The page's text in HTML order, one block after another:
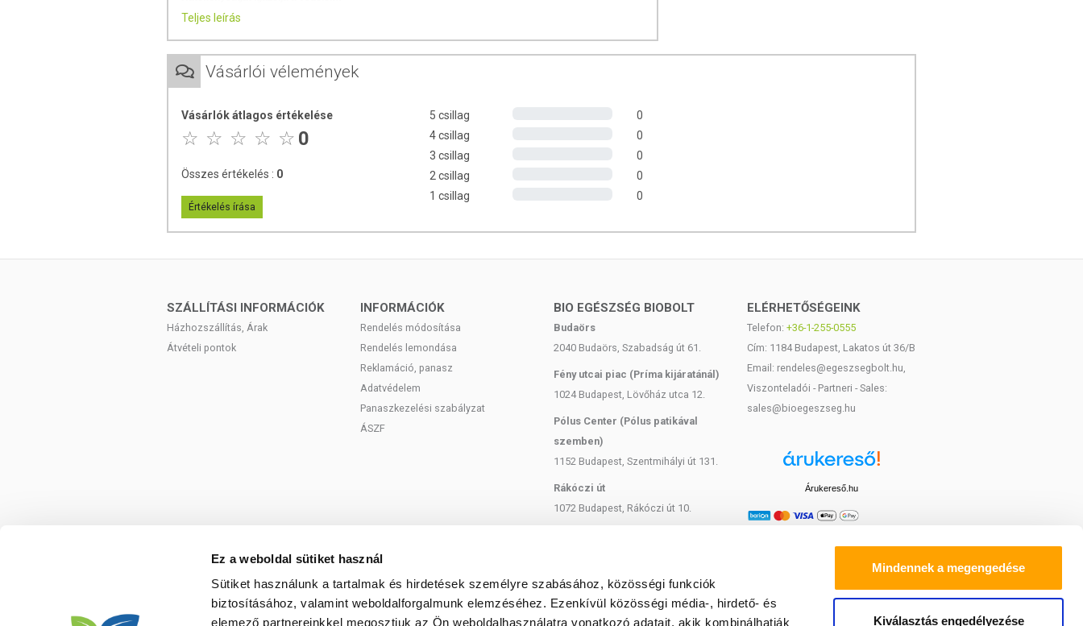
Ez a weboldal sütiket használ
Sütiket használunk a tartalmak és hirdetések személyre szabásához, közösségi funkciók
biztosításához, valamint weboldalforgalmunk elemzéséhez. Ezenkívül közösségi média-, hirdető- és
elemező partnereinkkel megosztjuk az Ön weboldalhasználatra vonatkozó adatait, akik kombinálhatják
Mindennek a megengedése
Kiválasztás engedélyezése
vírusokkal szemben, és
Alkalmazási útmutató:
Higiénés kézfertőtlenítés:Hígítatlanul alkalmazandó. Kb. 5 ml (1-2 adag) készítményt juttasson a
tenyérbe, majd dörzsölje alaposan el a kezeken 1 percig.
Eszköz- és felületfertőtlenítés:
fedést. Az 5 perces behatási idő elteltével hagyja megszáradni, vagy törölje szárazra egy alkalmas
kendővel.
Felbontást követően 12 hónapig használható fel.
TOVÁBBI TUDNIVALÓK
Eredeti, sértetlen csomagolásban, száraz, jól szellőző helyen, 0-35°C között, nyílt lángtól és
gyújtóforrástól távol, élelmiszerektől elkülönítve. Az előírásoknak megfelelő tárolás mellett 5 évig
Glory-Cosmetic Hungary Kft.
Teljes leírás
Vásárlói vélemények
Vásárlók átlagos értékelése
0
Összes értékelés : 0
Értékelés írása
5 csillag
0
4 csillag
0
3 csillag
0
2 csillag
0
1 csillag
0
SZÁLLÍTÁSI INFORMÁCIÓK
Házhozszállítás, Árak
Átvételi pontok
INFORMÁCIÓK
Rendelés módosítása
Rendelés lemondása
Reklamáció, panasz
Adatvédelem
Panaszkezelési szabályzat
ÁSZF
BIO EGÉSZSÉG BIOBOLT
Budaörs
2040 Budaörs, Szabadság út 61.
Fény utcai piac (Príma kijáratánál)
1024 Budapest, Lövőház utca 12.
Pólus Center (Pólus patikával
szemben)
1152 Budapest, Szentmihályi út 131.
Rákóczi út
1072 Budapest, Rákóczi út 10.
Bartók Béla
1114 Budapest, Bartók Béla út 71.
ELÉRHETŐSÉGEINK
Telefon: +36-1-255-0555
Cím: 1184 Budapest, Lakatos út 36/B
Email: rendeles@egeszsegbolt.hu,
Viszonteladói - Partneri - Sales:
sales@bioegeszseg.hu
Árukereső.hu